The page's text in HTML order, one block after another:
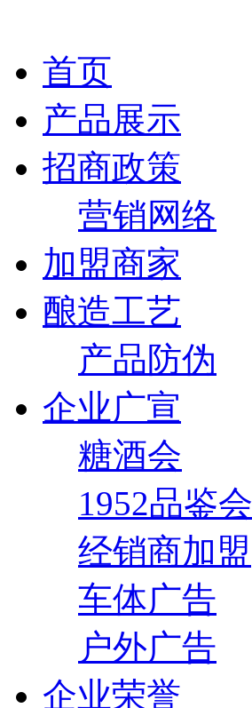
首页
产品展示
招商政策
营销网络
加盟商家
酿造工艺
产品防伪
企业广宣
糖酒会
1952品鉴会
经销商加盟
车体广告
户外广告
企业荣誉